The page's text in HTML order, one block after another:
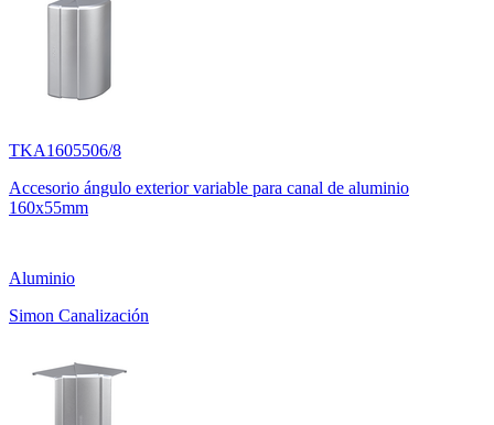
TKA1605506/8
Accesorio ángulo exterior variable para canal de aluminio
160x55mm
Aluminio
Simon Canalización